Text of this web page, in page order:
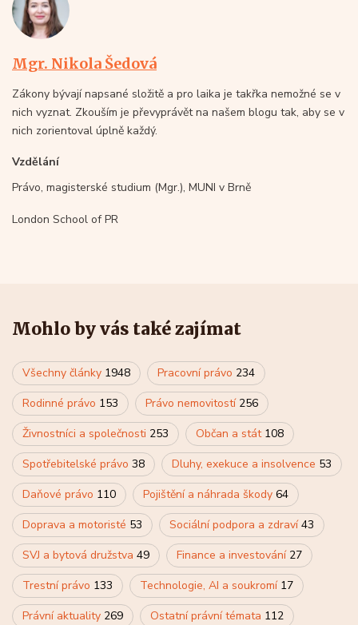
Mgr. Nikola Šedová
Zákony bývají napsané složitě a pro laika je takřka nemožné se v
nich vyznat. Zkouším je převyprávět na našem blogu tak, aby se v
nich zorientoval úplně každý.
Vzdělání
Právo, magisterské studium (Mgr.), MUNI v Brně
London School of PR
Mohlo by vás také zajímat
Všechny články 1948 Pracovní právo 234
Rodinné právo 153 Právo nemovitostí 256
Živnostníci a společnosti 253 Občan a stát 108
Spotřebitelské právo 38 Dluhy, exekuce a insolvence 53
Daňové právo 110 Pojištění a náhrada škody 64
Doprava a motoristé 53 Sociální podpora a zdraví43
SVJ a bytová družstva 49 Finance a investování 27
Trestní právo 133 Technologie, AI a soukromí 17
Právní aktuality 269 Ostatní právní témata 112